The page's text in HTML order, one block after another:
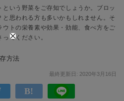
いう野菜をご存知でしょうか。ブロッ
思われる方も多いかもしれません。そ
トの栄養素や効果・効能、食べ方をご
てください。
方法
最終更新日: 2020年3月16日